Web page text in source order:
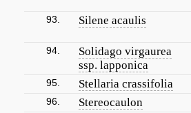
93. Silene acaulis
94.
Solidago virgaurea
ssp. lapponica
95. Stellaria crassifolia
96. Stereocaulon